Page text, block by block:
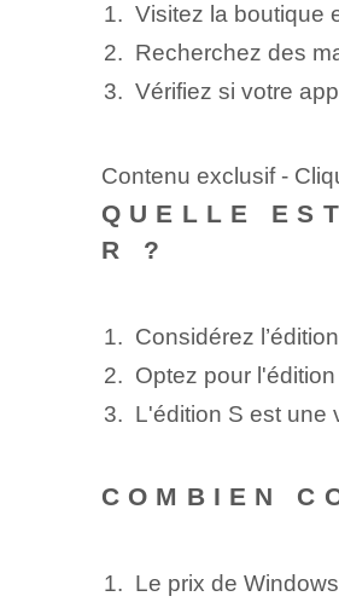
Visitez la boutique
Recherchez des
Vérifiez si votre
Contenu exclusif -
QUELLE
R ?
Considérez
Optez pour
L'édition S est une
COMBIEN
Le prix de